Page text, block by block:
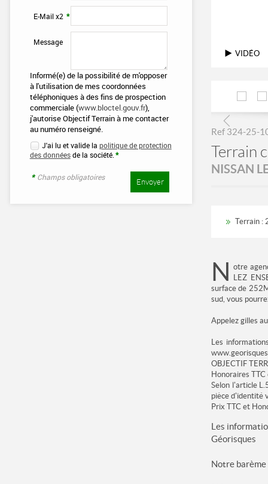
E-Mail x2 *
Message
Informé(e) de la possibilité de m'opposer
à l'utilisation de mes coordonnées
téléphoniques à des fins de prospection
commerciale (www.bloctel.gouv.fr),
j'autorise Objectif Terrain à me contacter
au numéro renseigné.
J'ai lu et valide la politique de protection
des données de la société. *
* Champs obligatoires
VIDÉO
Ref 324-25-
Terrain
NISSAN
Terrain :
N otre
LEZ
surface de
sud, vous
Appelez gilles
Les
OBJECTIF
Honoraires
Selon l'article
pièce d'identité
Prix TTC et
Les
Géorisques
Notre